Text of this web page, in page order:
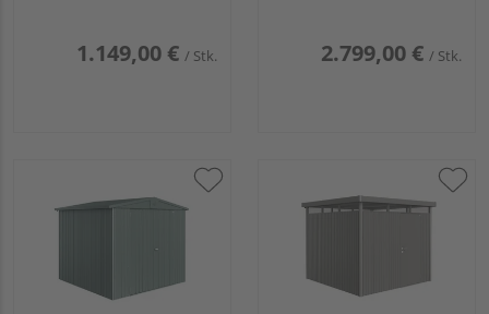
1.149,00 € / Stk. 2.799,00 € / Stk.